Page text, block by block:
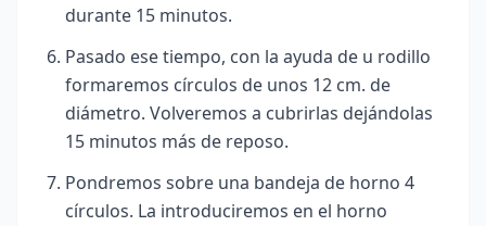
durante 15 minutos.
Pasado ese tiempo, con la ayuda de u rodillo
formaremos círculos de unos 12 cm. de
diámetro. Volveremos a cubrirlas dejándolas
15 minutos más de reposo.
Pondremos sobre una bandeja de horno 4
círculos. La introduciremos en el horno